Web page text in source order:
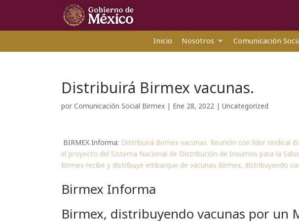
Inicio Nosotros Comunicación
Distribuirá Birmex vacunas.
porComunicación Social Birmex | Ene 28, 2022 |Uncategorized
BIRMEX Informa: Distribuirá Birmex vacunas. Reunión con líder sindical
el proyecto del Sistema Nacional de Distribución de Insumos para la
Birmex recibe y distribuye embarque de vacunas Birmex, distribuyendo
Birmex Informa
Birmex, distribuyendo vacunas por un